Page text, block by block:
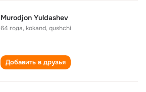
Murodjon Yuldashev
64 года,kokand, qushchi
Добавить в друзья